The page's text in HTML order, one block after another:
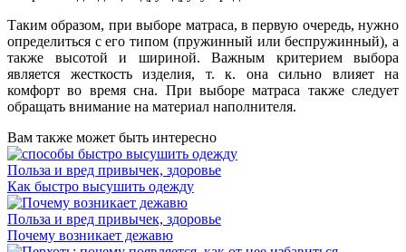
Таким образом, при выборе матраса, в первую очередь, нужно
определиться с его типом (пружинный или беспружинный), а
также высотой и шириной. Важным критерием выбора
является жесткость изделия, т. к. она сильно влияет на
комфорт во время сна. При выборе матраса также следует
обращать внимание на материал наполнителя.
Вам также может быть интересно
Польза и вред привычек, здоровье
Как быстро высушить одежду
Польза и вред привычек, здоровье
Почему возникает дежавю